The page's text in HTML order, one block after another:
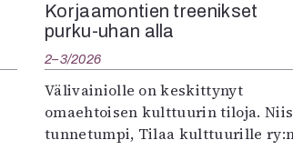
Korjaamontien treenikset
purku-uhan alla
2–3/2026
Välivainiolle on keskittynyt
omaehtoisen kulttuurin tiloja.
tunnetumpi, Tilaa kulttuurille